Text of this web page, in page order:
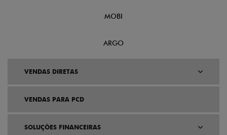
MOBI
ARGO
VENDAS DIRETAS
VENDAS PARA PCD
SOLUÇÕES FINANCEIRAS